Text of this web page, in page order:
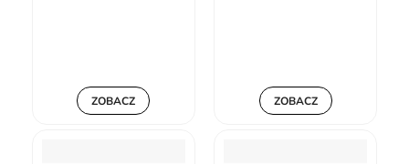
ZOBACZ ZOBACZ